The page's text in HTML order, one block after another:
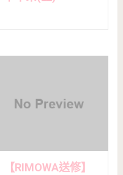
【RIMOWA送修】